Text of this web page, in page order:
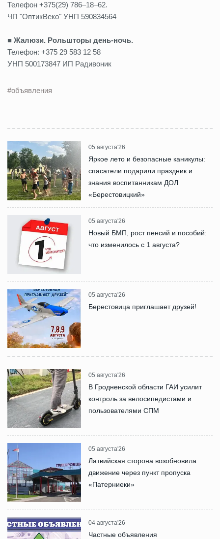
Телефон +375(29) 786–18–62.
ЧП "ОптикВеко" УНП 590834564
■ Жалюзи. Рольшторы день-ночь.
Телефон: +375 29 583 12 58
УНП 500173847 ИП Радивоник
#объявления
05 августа'26
Яркое лето и безопасные каникулы:
спасатели подарили праздник и
знания воспитанникам ДОЛ
«Берестовицкий»
05 августа'26
Новый БМП, рост пенсий и пособий:
что изменилось с 1 августа?
05 августа'26
Берестовица приглашает друзей!
05 августа'26
В Гродненской области ГАИ усилит
контроль за велосипедистами и
пользователями СПМ
05 августа'26
Латвийская сторона возобновила
движение через пункт пропуска
«Патерниеки»
04 августа'26
Частные объявления